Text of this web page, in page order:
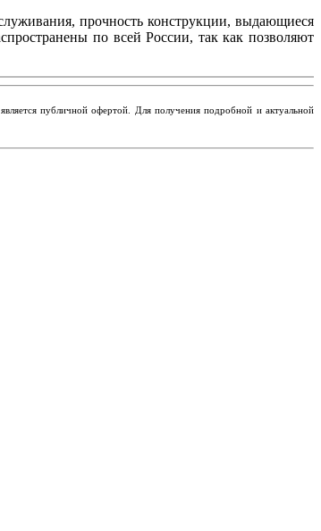
прочность конструкции, выдающиеся
по всей России, так как позволяют
публичной офертой. Для получения подробной и актуальной